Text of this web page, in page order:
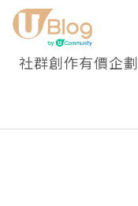
社群創作有價企劃